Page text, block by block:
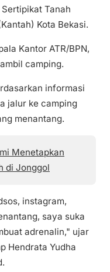
Tanah
Kota Bekasi.
Kantor ATR/BPN,
camping.
informasi
jalur ke camping
menantang.
Menetapkan
di Jonggol
instagram,
saya suka
adrenalin," ujar
Hendrata Yudha